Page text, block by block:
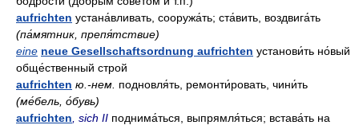
aufrichten устана́вливать, сооружа́ть; ста́вить, воздвига́ть
(па́мятник, препя́тствие)
eine neue Gesellschaftsordnung aufrichten установи́ть но́вый
обще́ственный строй
aufrichten ю.-нем. подновля́ть, ремонти́ровать, чини́ть
(ме́бель, о́бувь)
aufrichten , sich II поднима́ться, выпрямля́ться; встава́ть на